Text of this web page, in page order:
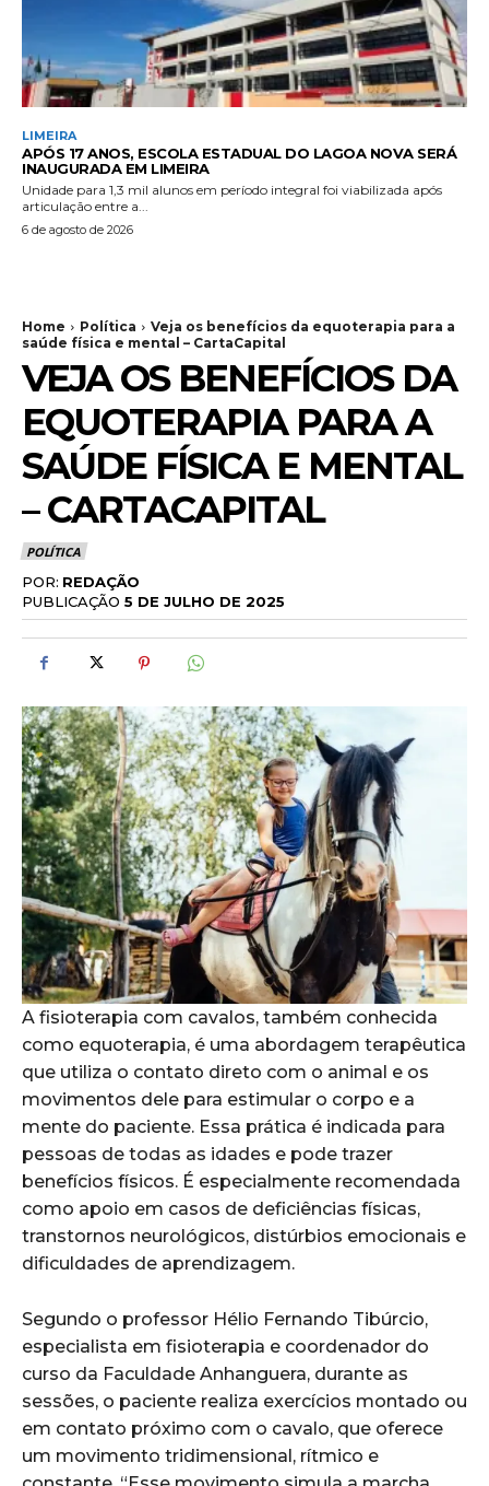
LIMEIRA
APÓS 17 ANOS, ESCOLA ESTADUAL DO LAGOA NOVA SERÁ
INAUGURADA EM LIMEIRA
Unidade para 1,3 mil alunos em período integral foi viabilizada após
articulação entre a...
6 de agosto de 2026